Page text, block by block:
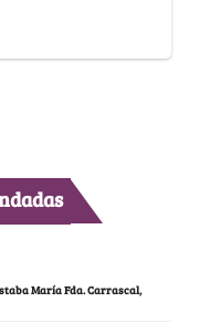
María Fda. Carrascal,